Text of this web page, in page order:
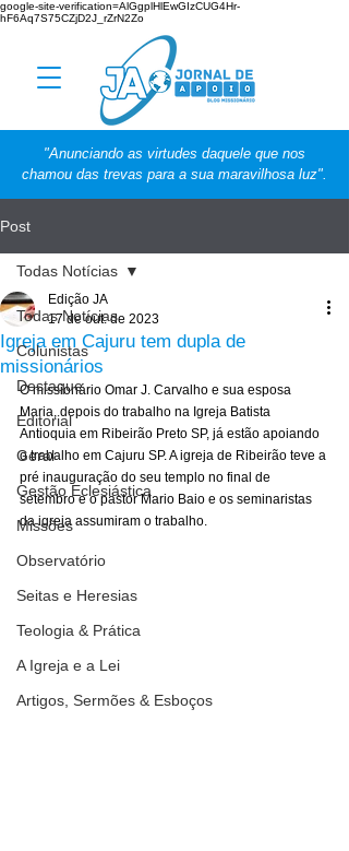
google-site-verification=AlGgplHlEwGIzCUG4Hr-
hF6Aq7S75CZjD2J_rZrN2Zo
"Anunciando as virtudes daquele que nos
chamou das trevas para a sua maravilhosa luz".
Post
Todas Notícias
Colunistas
Destaque
Editorial
Geral
Gestão Eclesiástica
Missões
Observatório
Seitas e Heresias
Teologia & Prática
A Igreja e a Lei
Artigos, Sermões & Esboços
Todas Notícias
Igreja em Cajuru tem dupla de
missionários
Edição JA
17 de out. de 2023
O missionário Omar J. Carvalho e sua esposa
Maria, depois do trabalho na Igreja Batista
Antioquia em Ribeirão Preto SP, já estão apoiando
o trabalho em Cajuru SP. A igreja de Ribeirão teve a
pré inauguração do seu templo no final de
setembro e o pastor Mario Baio e os seminaristas
da igreja assumiram o trabalho.